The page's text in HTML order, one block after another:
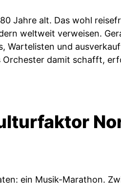
Jahre alt. Das wohl
weltweit verweisen.
Wartelisten und
Orchester damit schafft,
ein Musik-Marathon.